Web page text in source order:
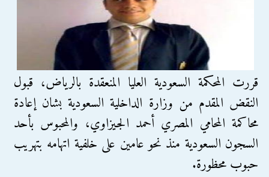
قررت المحكمة السعودية العليا المنعقدة بالرياض، قبول
النقض المقدم من وزارة الداخلية السعودية بشان إعادة
محاكمة المحامي المصري أحمد الجيزاوي، والمحبوس بأحد
السجون السعودية منذ نحو عامين على خلفية اتهامه بتهريب
حبوب محظورة.